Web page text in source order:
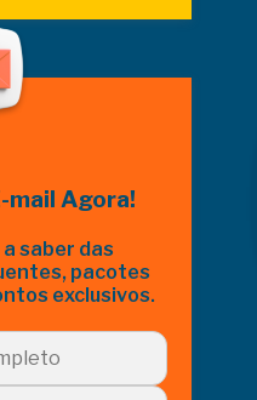
mail Agora!
saber das
pacotes
exclusivos.